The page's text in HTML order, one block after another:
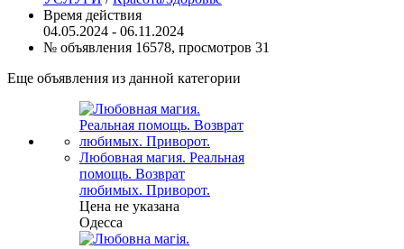
Время действия
04.05.2024 - 06.11.2024
№ объявления 16578, просмотров 31
Еще объявления из данной категории
Любовная магия. Реальная
помощь. Возврат
любимых. Приворот.
Цена не указана
Одесса